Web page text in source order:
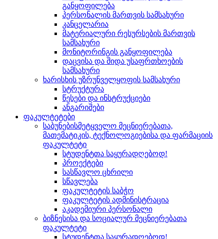
განყოფილება
პერსონალის მართვის სამსახური
კანცელარია
მატერიალური რესურსების მართვის
სამსახური
მონიტორინგის განყოფილება
დაცვისა და შიდა უსაფრთხოების
სამსახური
ხარისხის უზრუნველყოფის სამსახური
სტრუქტურა
წესები და ინსტრუქციები
ანგარიშები
ფაკულტეტები
საბუნებისმეტყველო მეცნიერებათა,
მათემატიკის, ტექნოლოგიებისა და ფარმაციის
ფაკულტეტი
სტუდენტთა საყურადღებოდ!
პროექტები
სასწავლო ცხრილი
სწავლება
ფაკულტეტის საბჭო
ფაკულტეტის ადმინისტრაცია
აკადემიური პერსონალი
ბიზნესისა და სოციალურ მეცნიერებათა
ფაკულტეტი
სტუდენტთა საყურადღებოდ!